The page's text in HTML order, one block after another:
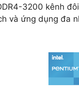
3200 kênh
và ứng dụng đa